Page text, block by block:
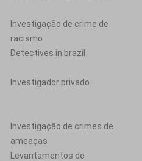
Investigação de crime de
racismo
Detectives in brazil
Investigador privado
Investigação de crimes de
ameaças
Levantamentos de